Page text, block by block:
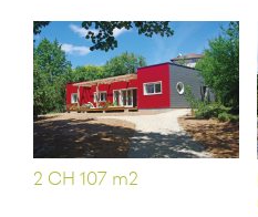
2 CH 107 m2